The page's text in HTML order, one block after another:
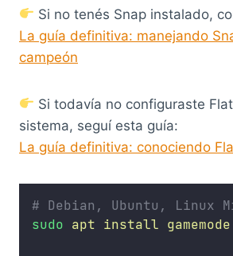
Si no tenés Snap instalado,
La guía definitiva: manejando
campeón
Si todavía no configuraste
sistema, seguí esta guía:
La guía definitiva: conociendo
# Debian, Ubuntu, Linux
sudo apt install gamemode